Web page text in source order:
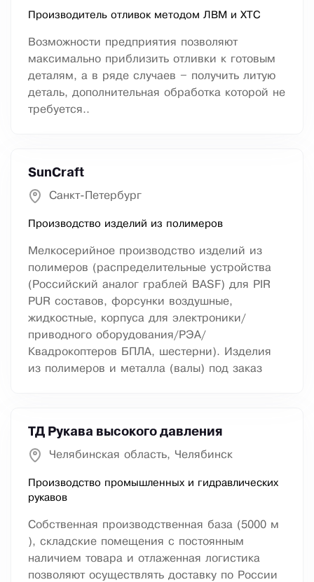
Производитель отливок методом ЛВМ и ХТС
Возможности предприятия позволяют
максимально приблизить отливки к готовым
деталям, а в ряде случаев – получить литую
деталь, дополнительная обработка которой не
требуется..
SunCraft
Санкт-Петербург
Производство изделий из полимеров
Мелкосерийное производство изделий из
полимеров (распределительные устройства
(Российский аналог граблей BASF) для PIR
PUR составов, форсунки воздушные,
жидкостные, корпуса для электроники/
приводного оборудования/РЭА/
Квадрокоптеров БПЛА, шестерни). Изделия
из полимеров и металла (валы) под заказ
ТД Рукава высокого давления
Челябинская область, Челябинск
Производство промышленных и гидравлических
рукавов
Собственная производственная база (5000 м
), складские помещения с постоянным
наличием товара и отлаженная логистика
позволяют осуществлять доставку по России